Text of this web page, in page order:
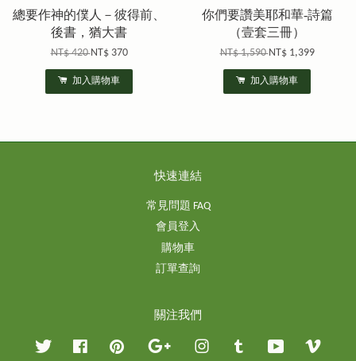
總要作神的僕人－彼得前、
後書，猶大書
NT$ 420NT$ 370
加入購物車
你們要讚美耶和華-詩篇
（壹套三冊）
NT$ 1,590NT$ 1,399
加入購物車
快速連結
常見問題 FAQ
會員登入
購物車
訂單查詢
關注我們
Twitter Facebook Pinterest Google InstagramTumblr YouTube